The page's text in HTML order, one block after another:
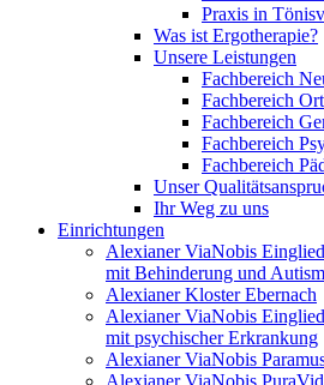
Praxis in
Was ist Ergotherapie?
Unsere Leistungen
Fachbereich
Fachbereich
Fachbereich
Fachbereich
Fachbereich
Unser
Ihr Weg zu uns
Einrichtungen
Alexianer ViaNobis
mit Behinderung und
Alexianer Kloster Ebernach
Alexianer ViaNobis
mit psychischer Erkrankung
Alexianer ViaNobis
Alexianer ViaNobis